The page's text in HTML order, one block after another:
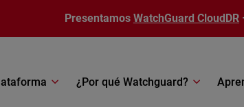
Presentamos WatchGuard CloudDR
¿Por qué Watchguard?